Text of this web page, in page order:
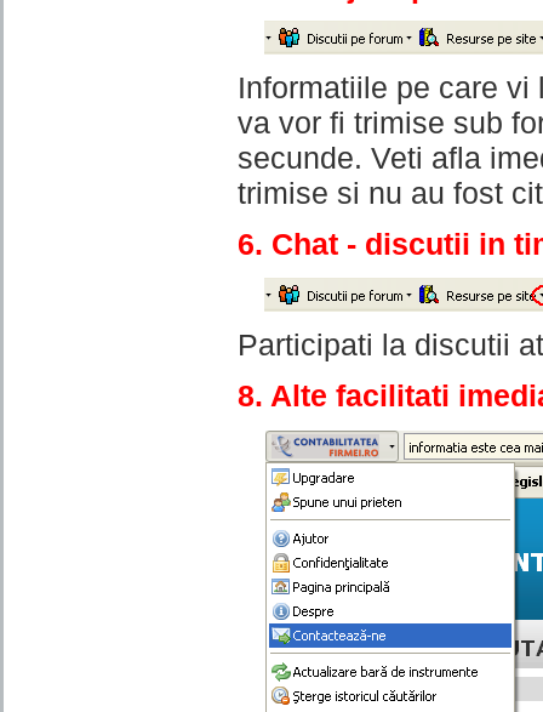
Informatiile pe care
va vor fi trimise sub
secunde. Veti afla
trimise si nu au fost
6. Chat - discutii in
Participati la discutii
8. Alte facilitati